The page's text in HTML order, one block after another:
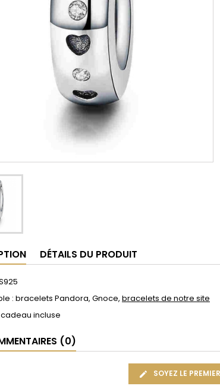
DÉTAILS DU PRODUIT
: bracelets Pandora, Gnoce, bracelets de notre site
incluse
(0)
SOYEZ LE